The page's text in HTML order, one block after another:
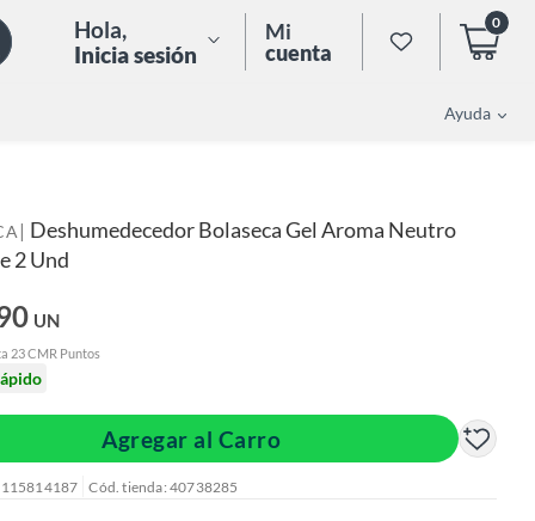
Hola,
Inicia sesión
Mi
cuenta
0
Ayuda
| Deshumedecedor Bolaseca Gel Aroma Neutro
2 Und
UN
23 CMR Puntos
Agregar al Carro
Cód. tienda: 40738285